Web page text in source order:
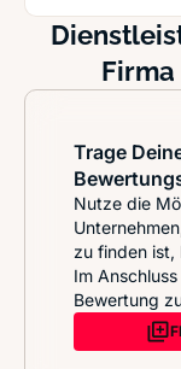
Trage
Nutze die
zu finden ist,
Im
Bewertung